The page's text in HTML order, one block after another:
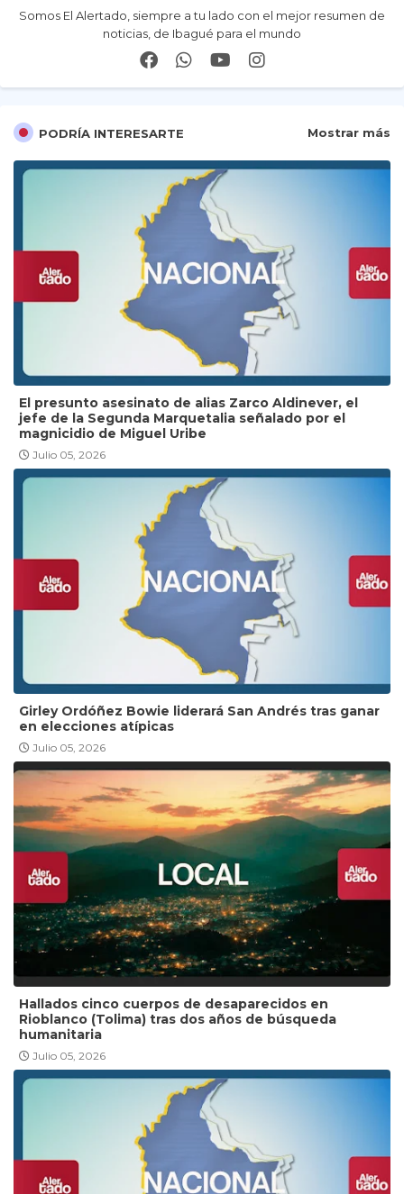
Somos El Alertado, siempre a tu lado con el mejor resumen de
noticias, de Ibagué para el mundo
PODRÍA INTERESARTE Mostrar más
El presunto asesinato de alias Zarco Aldinever, el
jefe de la Segunda Marquetalia señalado por el
magnicidio de Miguel Uribe
Julio 05, 2026
Girley Ordóñez Bowie liderará San Andrés tras ganar
en elecciones atípicas
Julio 05, 2026
Hallados cinco cuerpos de desaparecidos en
Rioblanco (Tolima) tras dos años de búsqueda
humanitaria
Julio 05, 2026